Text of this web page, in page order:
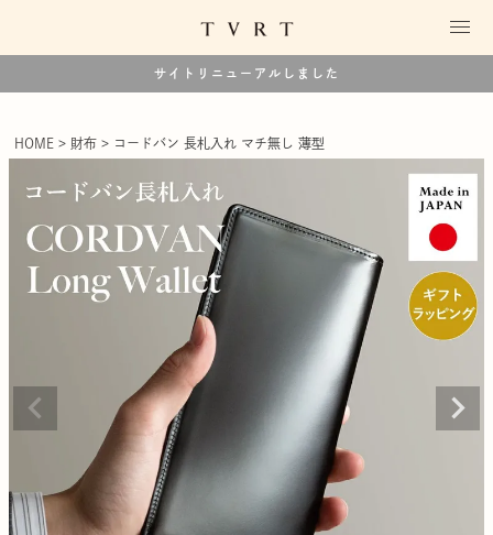
サイトリニューアルしました
HOME 財布 コードバン 長札入れ マチ無し 薄型